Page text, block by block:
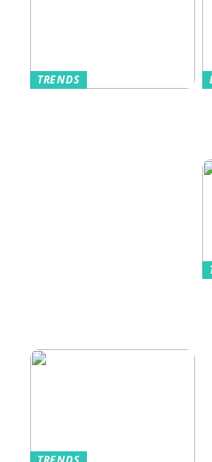
TRENDS